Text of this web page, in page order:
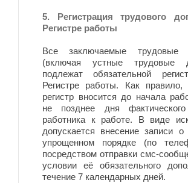
5. Регистрация трудового
Регистре работы
Все заключаемые трудовые
(включая устные трудовые
подлежат обязательной
Регистре работы. Как
регистр вносится до начала
не позднее дня
работника к работе. В виде
допускается внесение записи
упрощенном порядке (по
посредством отправки смс-
условии её обязательного
течение 7 календарных дней.